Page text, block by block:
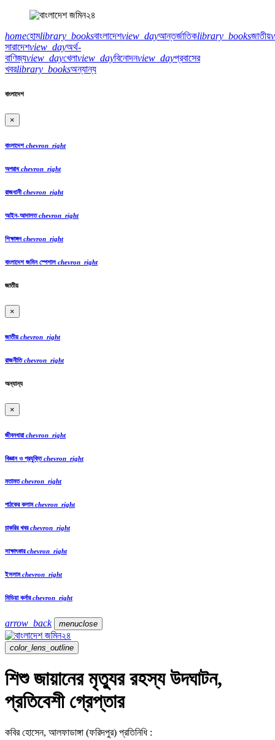
homeহোমlibrary_booksবাংলাদেশview_dayআন্তর্জাতিকlibrary_booksজাতীয়
সারাদেশview_dayঅর্থ-
বাণিজ্যview_dayখেলাview_dayবিনোদনview_dayপ্রবাসের
খবরlibrary_booksঅন্যান্য
বাংলাদেশ
×
বাংলাদেশ chevron_right
অপরাধchevron_right
রাজধানীchevron_right
আইন-আদালতchevron_right
শিক্ষাঙ্গনchevron_right
বাংলাদেশ জমিন স্পেশাল chevron_right
জাতীয়
×
জাতীয়chevron_right
রাজনীতিchevron_right
অন্যান্য
×
জীবনধারাchevron_right
বিজ্ঞান ও প্রযুক্তিchevron_right
মতামতchevron_right
পাঠকের কলামchevron_right
চাকরির খবরchevron_right
সাক্ষাৎকারchevron_right
ইসলামchevron_right
মিডিয়া কর্নারchevron_right
arrow_back menuclose
color_lens_outline
শিশু জায়ানের মৃত্যুর রহস্য উদঘাটন,
প্রতিবেশী গ্রেপ্তার
কবির হোসেন, আলফাডাঙ্গা (ফরিদপুর) প্রতিনিধি :